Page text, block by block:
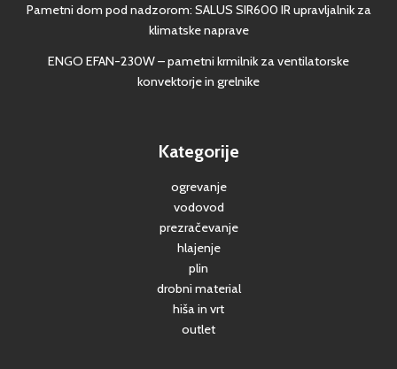
Pametni dom pod nadzorom: SALUS SIR600 IR upravljalnik za
klimatske naprave
ENGO EFAN-230W – pametni krmilnik za ventilatorske
konvektorje in grelnike
Kategorije
ogrevanje
vodovod
prezračevanje
hlajenje
plin
drobni material
hiša in vrt
outlet